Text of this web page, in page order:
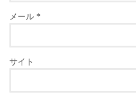
メール *
サイト